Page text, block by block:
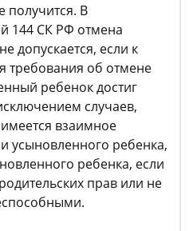
получится. В
144 СК РФ отмена
допускается, если к
требования об отмене
ребенок достиг
случаев,
взаимное
усыновленного ребенка,
ребенка, если
прав или не